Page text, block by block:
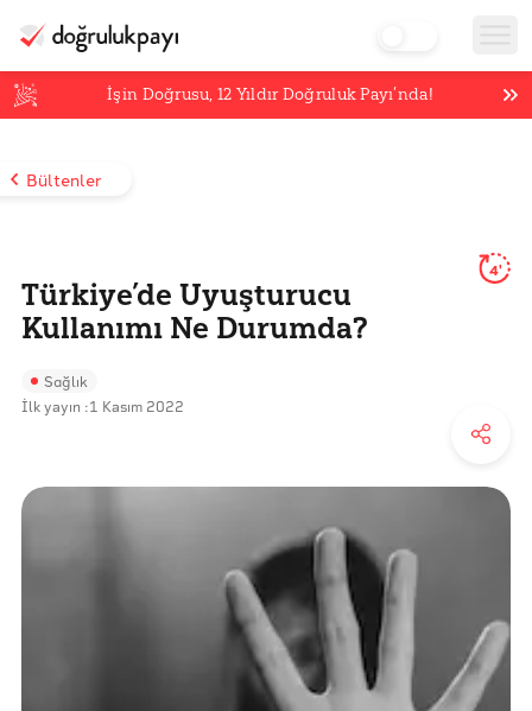
İşin Doğrusu,12 Yıldır Doğruluk Payı’nda!
Bültenler
Türkiye’de Uyuşturucu
Kullanımı Ne Durumda?
4'
Sağlık
İlk yayın :1 Kasım 2022